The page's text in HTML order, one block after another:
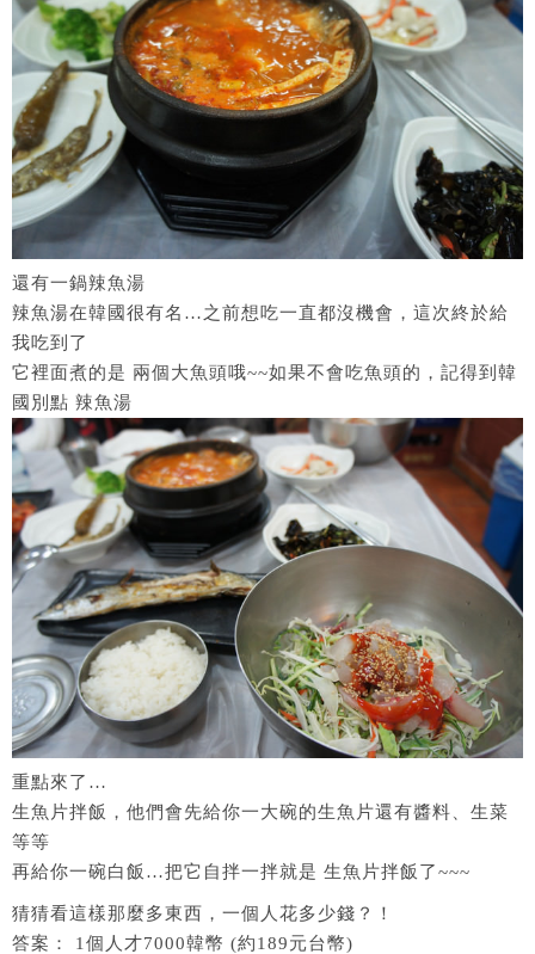
還有一鍋辣魚湯
辣魚湯在韓國很有名…之前想吃一直都沒機會，這次終於給
我吃到了
它裡面煮的是 兩個大魚頭哦~~如果不會吃魚頭的，記得到韓
國別點 辣魚湯
重點來了…
生魚片拌飯，他們會先給你一大碗的生魚片還有醬料、生菜
等等
再給你一碗白飯…把它自拌一拌就是 生魚片拌飯了~~~
猜猜看這樣那麼多東西，一個人花多少錢？！
答案： 1個人才7000韓幣 (約189元台幣)